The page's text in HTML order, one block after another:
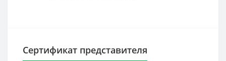
Сертификат представителя